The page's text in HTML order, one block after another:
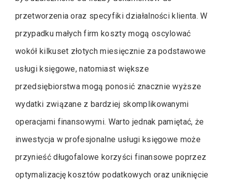
przetworzenia oraz specyfiki działalności klienta. W
przypadku małych firm koszty mogą oscylować
wokół kilkuset złotych miesięcznie za podstawowe
usługi księgowe, natomiast większe
przedsiębiorstwa mogą ponosić znacznie wyższe
wydatki związane z bardziej skomplikowanymi
operacjami finansowymi. Warto jednak pamiętać, że
inwestycja w profesjonalne usługi księgowe może
przynieść długofalowe korzyści finansowe poprzez
optymalizację kosztów podatkowych oraz uniknięcie